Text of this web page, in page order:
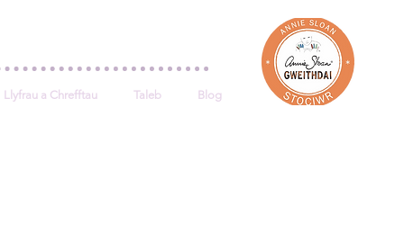
Llyfrau a Chrefftau Taleb Blog